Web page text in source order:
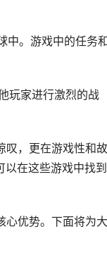
中。游戏中的任务
玩家进行激烈的战
叹，更在游戏性和故
以在这些游戏中找
心优势。下面将为大